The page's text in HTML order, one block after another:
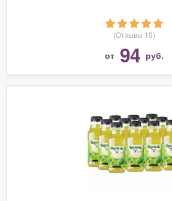
(Отзывы 19)
от 94 руб.